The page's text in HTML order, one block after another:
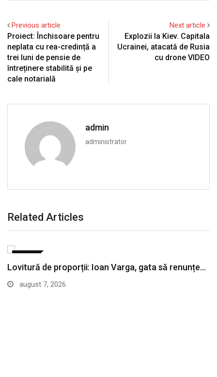
Previous article
Proiect: Închisoare pentru
neplata cu rea-credință a
trei luni de pensie de
întreținere stabilită și pe
cale notarială
Next article
Explozii la Kiev. Capitala
Ucrainei, atacată de Rusia
cu drone VIDEO
admin
administrator
Related Articles
Lovitură de proporții: Ioan Varga, gata să renunțe…
august 7, 2026